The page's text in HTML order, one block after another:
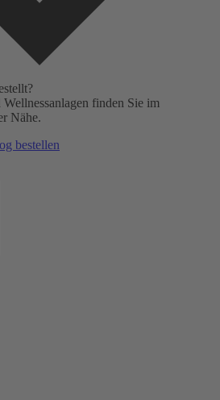
finden Sie im
Nähe.
bestellen